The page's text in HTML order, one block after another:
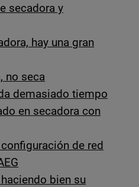
secadora y
hay una gran
no seca
demasiado tiempo
en secadora con
de red
bien su